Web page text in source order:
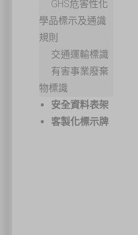
GHS危害性化
學品標示及通識
規則
交通運輸標識
有害事業廢棄
物標識
安全資料表架
客製化標示牌